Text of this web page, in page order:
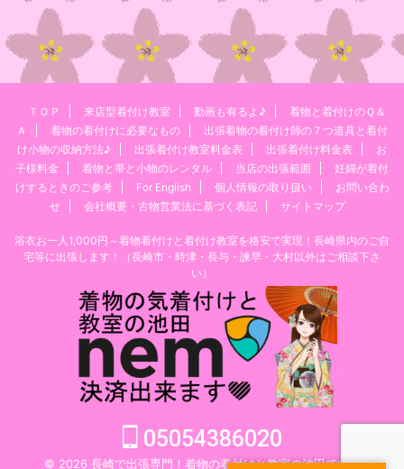
ＴＯＰ 来店型着付け教室 動画も有るよ♪
着物と着付けのＱ＆
Ａ
着物の着付けに必要なもの
出張着物の着付け師の７つ道具と着付
け小物の収納方法♪
出張着付け教室料金表 出張着付け料金表
お
子様料金
着物と帯と小物のレンタル 当店の出張範囲
妊婦が着付
けするときのご参考
For English 個人情報の取り扱い
お問い合わ
せ
会社概要・古物営業法に基づく表記 サイトマップ
浴衣お一人1,000円～着物着付けと着付け教室を格安で実現！長崎県内のご自
宅等に出張します！（長崎市・時津・長与・諫早・大村以外はご相談下さ
い）
05054386020
© 2026 長崎で出張専門！着物の着付けと教室の池田です。